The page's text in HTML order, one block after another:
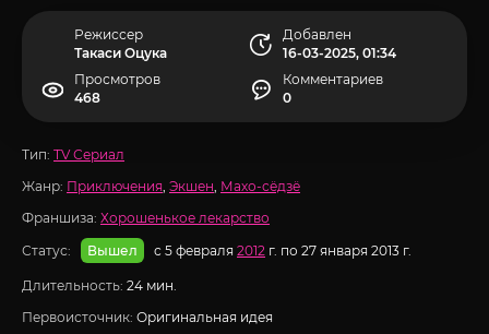
Режиссер
Такаси Оцука
Добавлен
16-03-2025, 01:34
Просмотров
468
Комментариев
0
Тип: TV Сериал
Жанр: Приключения, Экшен, Махо-сёдзё
Франшиза: Хорошенькое лекарство
Статус:
Вышел с 5 февраля 2012 г. по 27 января 2013 г.
Длительность: 24 мин.
Первоисточник: Оригинальная идея